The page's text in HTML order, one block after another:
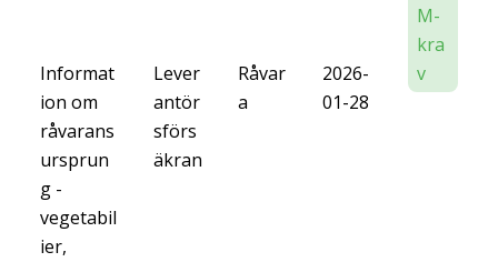
Informat
ion om
råvarans
ursprun
g -
vegetabil
ier,
Lever
antör
sförs
äkran
Råvar
a
2026-
01-28
M-
kra
v